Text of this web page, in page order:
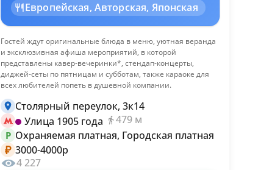
Европейская, Авторская, Японская
Гостей ждут оригинальные блюда в меню, уютная веранда
и эксклюзивная афиша мероприятий, в которой
представлены кавер-вечеринки*, стендап-концерты,
диджей-сеты по пятницам и субботам, также караоке для
всех любителей попеть в душевной компании.
Столярный переулок, 3к14
Улица 1905 года
479 м
P Охраняемая платная, Городская платная
₽ 3000-4000р
4 227